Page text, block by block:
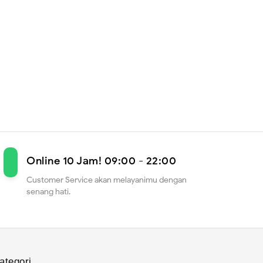
Online 10 Jam! 09:00 - 22:00
Customer Service akan melayanimu dengan
senang hati.